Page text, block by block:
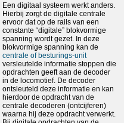
Een digitaal systeem werkt anders.
Hierbij zorgt de digitale centrale
ervoor dat op de rails van een
constante “digitale” blokvormige
spanning wordt gezet. In deze
blokvormige spanning kan de
centrale of besturings-unit
versleutelde informatie stoppen die
opdrachten geeft aan de decoder
in de locomotief. De decoder
ontsleuteld deze informatie en kan
hierdoor de opdracht van de
centrale decoderen (ontcijferen)
waarna hij deze opdracht verwerkt.